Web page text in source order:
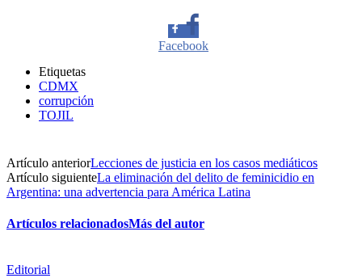
Facebook
Linkedin
Etiquetas
CDMX
corrupción
TOJIL
Artículo anteriorLecciones de justicia en los casos mediáticos
Artículo siguienteLa eliminación del delito de feminicidio en
Argentina: una advertencia para América Latina
Artículos relacionadosMás del autor
Editorial